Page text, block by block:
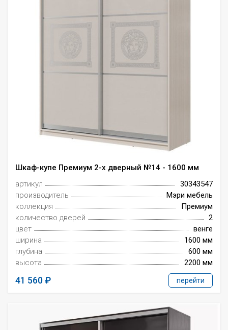
Шкаф-купе Премиум 2-х дверный №14 - 1600 мм
артикул
30343547
производитель
Мэри мебель
коллекция
Премиум
количество дверей
2
цвет
венге
ширина
1600 мм
глубина
600 мм
высота
2200 мм
41 560 перейти